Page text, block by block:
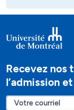
Recevez nos
l’admission